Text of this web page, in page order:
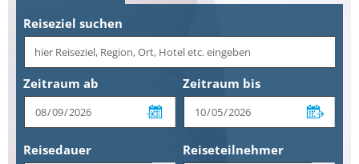
Reiseziel suchen
Zeitraum ab Zeitraum bis
Reisedauer Reiseteilnehmer